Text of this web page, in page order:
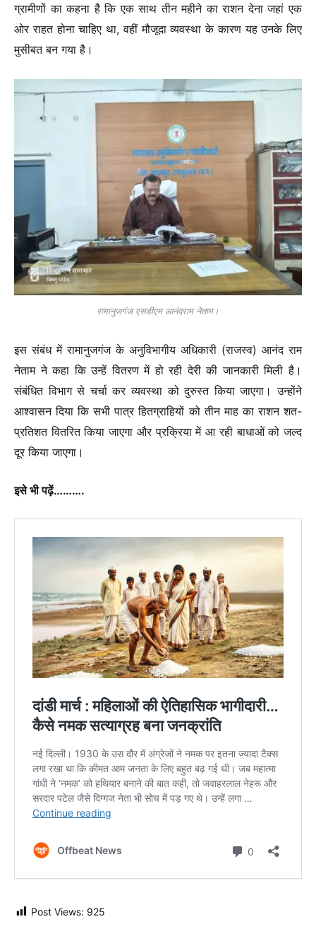
ग्रामीणों का कहना है कि एक साथ तीन महीने का राशन देना जहां एक
ओर राहत होना चाहिए था, वहीं मौजूदा व्यवस्था के कारण यह उनके लिए
मुसीबत बन गया है।
रामानुजगंज एसडीएम आनंदराम नेताम।
इस संबंध में रामानुजगंज के अनुविभागीय अधिकारी (राजस्व) आनंद राम
नेताम ने कहा कि उन्हें वितरण में हो रही देरी की जानकारी मिली है।
संबंधित विभाग से चर्चा कर व्यवस्था को दुरुस्त किया जाएगा। उन्होंने
आश्वासन दिया कि सभी पात्र हितग्राहियों को तीन माह का राशन शत-
प्रतिशत वितरित किया जाएगा और प्रक्रिया में आ रही बाधाओं को जल्द
दूर किया जाएगा।
इसे भी पढ़ें……….
Post Views: 925